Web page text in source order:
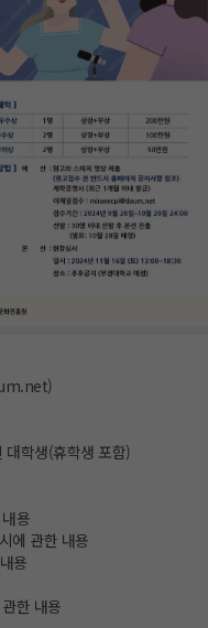
대학생(휴학생 포함)
용
에 관한 내용
용
한 내용